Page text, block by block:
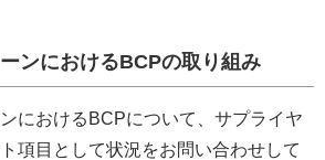
ンにおけるBCPの取り組み
におけるBCPについて、サプライヤ
項目として状況をお問い合わせして